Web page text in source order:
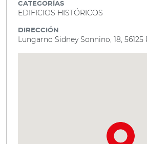
CATEGORÍAS
EDIFICIOS HISTÓRICOS
DIRECCIÓN
Lungarno Sidney Sonnino, 18, 56125